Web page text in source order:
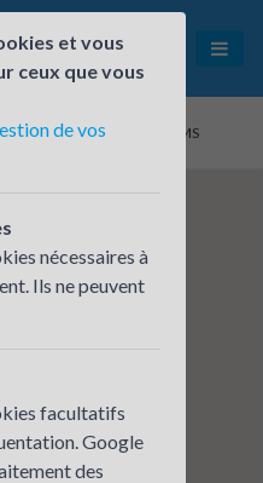
DURA AUTOMOTIVE SYSTEMS
et vous
ceux que vous
de vos
nécessaires à
Ils ne peuvent
facultatifs
Google
des